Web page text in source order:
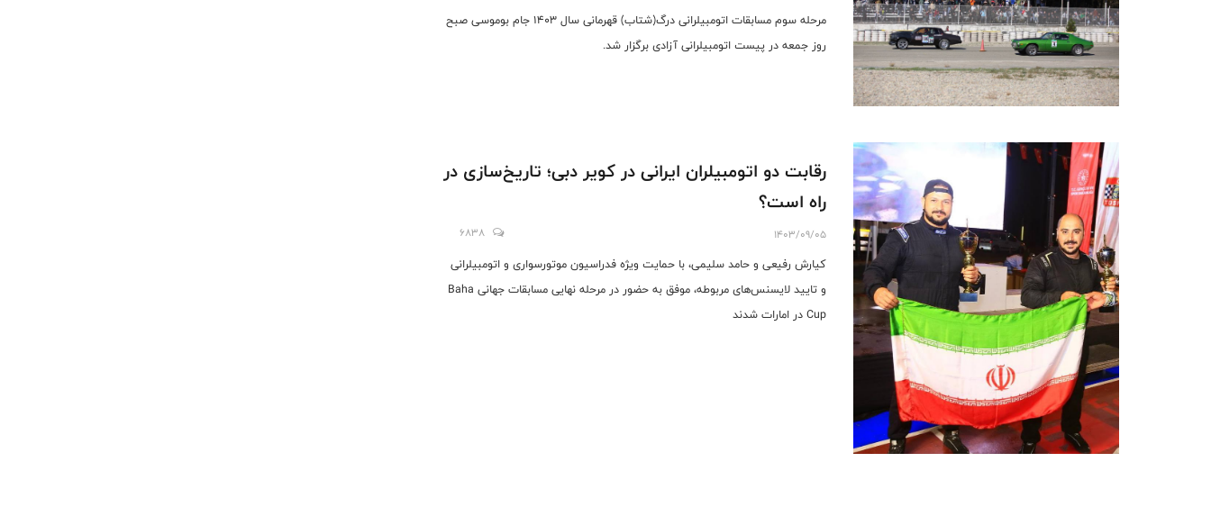
مرحله سوم مسابقات اتومبیلرانی درگ(شتاب) قهرمانی سال ۱۴۰۳ جام بوموسی صبح
روز جمعه در پیست اتومبیلرانی آزادی برگزار شد.
رقابت دو اتومبیلران ایرانی در کویر دبی؛ تاریخ‌سازی در
راه است؟
1403/09/05
6838
کیارش رفیعی و حامد سلیمی، با حمایت ویژه فدراسیون موتورسواری و اتومبیلرانی
و تایید لایسنس‌های مربوطه، موفق به حضور در مرحله نهایی مسابقات جهانی Baha
Cup در امارات شدند